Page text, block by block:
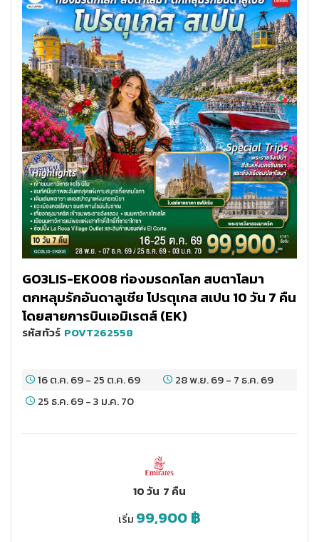
GO3LIS-EK008 ท่องมรดกโลก สบตาโลมา
ตกหลุมรักอันดาลูเชีย โปรตุเกส สเปน 10 วัน 7 คืน
โดยสายการบินเอมิเรตส์ (EK)
รหัสทัวร์ POVT262558
16 ต.ค. 69- 25 ต.ค. 69 28 พ.ย. 69- 7 ธ.ค. 69
25 ธ.ค. 69-3 ม.ค. 70
10 วัน 7 คืน
เริ่ม 99,900฿